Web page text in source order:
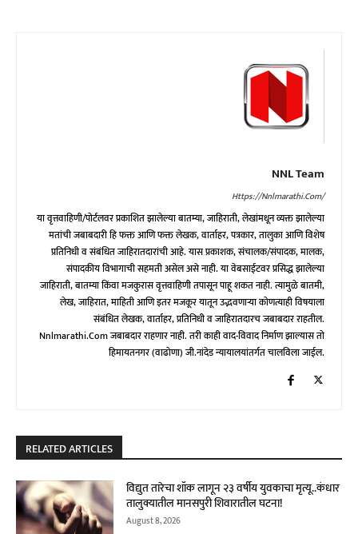
NNL Team
Https://nnlmarathi.com/
या वृत्तवाहिणी/पोर्टलवर प्रकाशित झालेल्या बातम्या, जाहिराती, लेखांमधून व्यक्त झालेल्या
मतांची जबाबदारी हि फक्त आणि फक्त लेखक, वार्ताहर, पत्रकार, तालुका आणि विशेष
प्रतिनिधी व संबंधित जाहिरातदारांची आहे. यास प्रकाशक, संचालक/संपादक, मालक,
संपादकीय विभागाची सहमती असेल असे नाही. या वेबसाईटवर प्रसिद्ध झालेल्या
जाहिराती, बातम्या किंवा मजकुरास वृत्तवाहिणी तपासून पाहू शकत नाही. त्यामुळे बातमी,
लेख, जाहिरात, माहिती आणि इतर मजकूर यातून उद्भवणाऱ्या कोणत्याही विषयाला
संबंधित लेखक, वार्ताहर, प्रतिनिधी व जाहिरातदारच जबाबदार राहतील.
Nnlmarathi.com जबाबदार राहणार नाही. तरी काही वाद-विवाद निर्माण झाल्यास तो
हिमायतनगर (वाढोणा) जी.नांदेड न्यायालयांतर्गत चालविला जाईल.
RELATED ARTICLES
विद्युत तारेचा शॉक लागून २३ वर्षीय युवकाचा मृत्यू..कंधार
तालुक्यातील मानसपुरी शिवारातील घटना!
August 8, 2026